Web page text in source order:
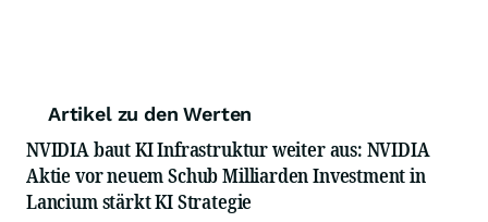
Artikel zu den Werten
NVIDIA baut KI Infrastruktur weiter aus: NVIDIA
Aktie vor neuem Schub Milliarden Investment in
Lancium stärkt KI Strategie